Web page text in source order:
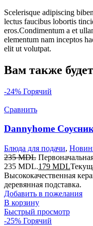
Scelerisque adipiscing
lectus faucibus lobortis
eros.Condimentum a et
elementum nam inceptos
elit ut volutpat.
Вам также
-24% Горячий
Сравнить
Dannyhome
Блюда для подачи,
235MDL
235 MDL.179 MDL
Высококачественная
деревянная подставка.
Добавить в пожелания
В корзину
Быстрый просмотр
-25% Горячий